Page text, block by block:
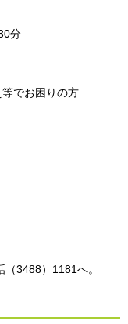
分
でお困りの方
3488）1181へ。